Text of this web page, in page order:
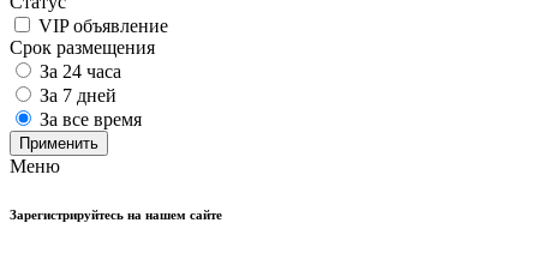
VIP объявление
Срок размещения
За 24 часа
За 7 дней
За все время
Применить
Меню
Зарегистрируйтесь на нашем сайте